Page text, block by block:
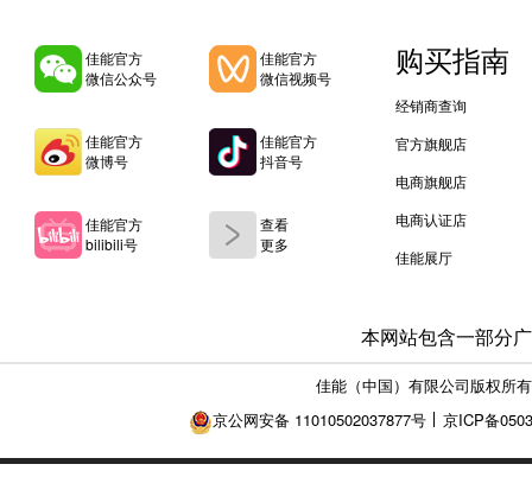
佳能官方
微信公众号
佳能官方
微信视频号
佳能官方
微博号
佳能官方
抖音号
佳能官方
bilibili号
查看
更多
购买指南
经销商查询
官方旗舰店
电商旗舰店
电商认证店
佳能展厅
本网站包含一部分
佳能（中国）有限公司版权所
京公网安备 11010502037877号
京ICP备